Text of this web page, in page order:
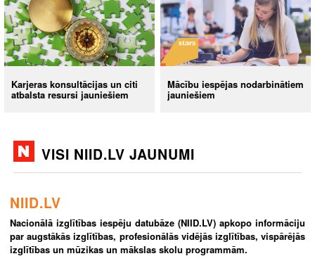
Karjeras konsultācijas un citi
atbalsta resursi jauniešiem
Mācību iespējas nodarbinātiem
jauniešiem
VISI NIID.LV JAUNUMI
NIID.LV
Nacionālā izglītības iespēju datubāze (NIID.LV) apkopo informāciju
par augstākās izglītības, profesionālās vidējās izglītības, vispārējās
izglītības un mūzikas un mākslas skolu programmām.